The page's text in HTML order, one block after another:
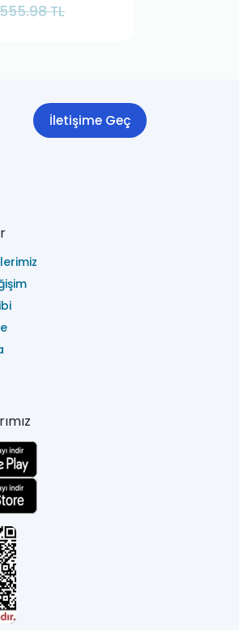
555.98 TL
İletişime Geç